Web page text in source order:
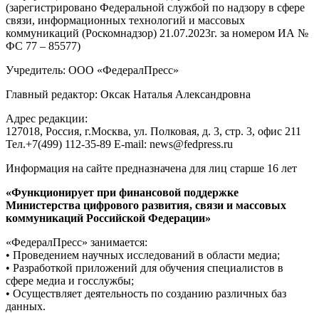
(зарегистрировано Федеральной службой по надзору в сфере
связи, информационных технологий и массовых
коммуникаций (Роскомнадзор) 21.07.2023г. за номером ИА №
ФС 77 – 85577)
Учредитель: ООО «ФедералПресс»
Главный редактор: Оксак Наталья Александровна
Адрес редакции:
127018, Россия, г.Москва, ул. Полковая, д. 3, стр. 3, офис 211
Тел.+7(499) 112-35-89 E-mail: news@fedpress.ru
Информация на сайте предназначена для лиц старше 16 лет
«Функционирует при финансовой поддержке
Министерства цифрового развития, связи и массовых
коммуникаций Российской Федерации»
«ФедералПресс» занимается:
• Проведением научных исследований в области медиа;
• Разработкой приложений для обучения специалистов в
сфере медиа и госслужбы;
• Осуществляет деятельность по созданию различных баз
данных.